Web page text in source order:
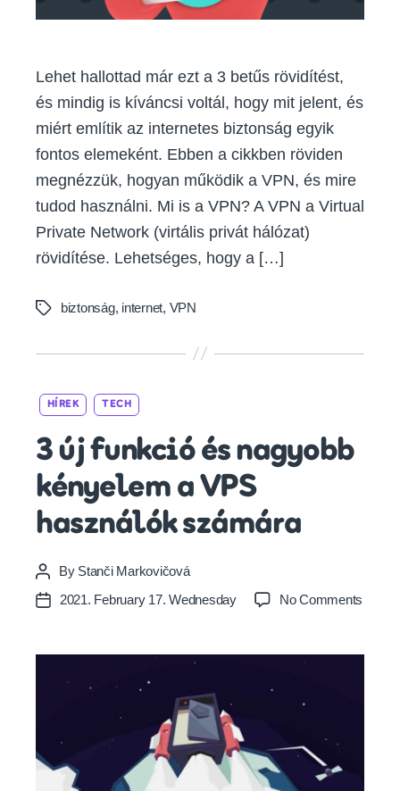
Lehet hallottad már ezt a 3 betűs rövidítést,
és mindig is kíváncsi voltál, hogy mit jelent, és
miért említik az internetes biztonság egyik
fontos elemeként. Ebben a cikkben röviden
megnézzük, hogyan működik a VPN, és mire
tudod használni. Mi is a VPN? A VPN a Virtual
Private Network (virtális privát hálózat)
rövidítése. Lehetséges, hogy a […]
Tags biztonság, internet, VPN
HÍREK TECH
3 új funkció és nagyobb
kényelem a VPS
használók számára
Post
author
By Stanči Markovičová
Post2021. February 17. Wednesday No Comments